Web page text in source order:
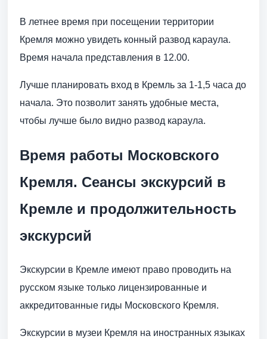
В летнее время при посещении территории
Кремля можно увидеть конный развод караула.
Время начала представления в 12.00.
Лучше планировать вход в Кремль за 1-1,5 часа до
начала. Это позволит занять удобные места,
чтобы лучше было видно развод караула.
Время работы Московского
Кремля. Сеансы экскурсий в
Кремле и продолжительность
экскурсий
Экскурсии в Кремле имеют право проводить на
русском языке только лицензированные и
аккредитованные гиды Московского Кремля.
Экскурсии в музеи Кремля на иностранных языках